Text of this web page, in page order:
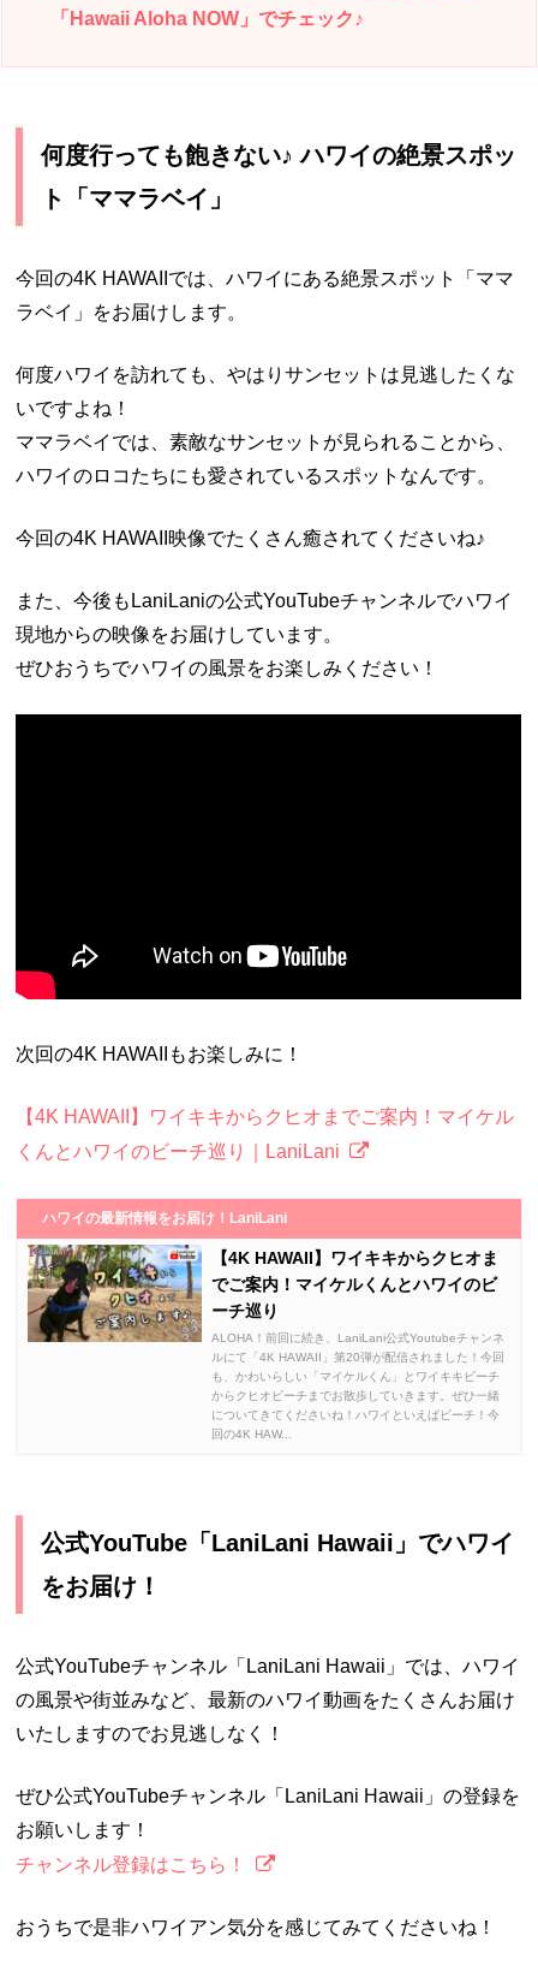
「Hawaii Aloha NOW」でチェック♪
何度行っても飽きない♪ ハワイの絶景スポッ
ト「ママラベイ」
今回の4K HAWAIIでは、ハワイにある絶景スポット「ママ
ラベイ」をお届けします。
何度ハワイを訪れても、やはりサンセットは見逃したくな
いですよね！
ママラベイでは、素敵なサンセットが見られることから、
ハワイのロコたちにも愛されているスポットなんです。
今回の4K HAWAII映像でたくさん癒されてくださいね♪
また、今後もLaniLaniの公式YouTubeチャンネルでハワイ
現地からの映像をお届けしています。
ぜひおうちでハワイの風景をお楽しみください！
次回の4K HAWAIIもお楽しみに！
【4K HAWAII】ワイキキからクヒオまでご案内！マイケル
くんとハワイのビーチ巡り｜LaniLani
ハワイの最新情報をお届け！LaniLani
【4K HAWAII】ワイキキからクヒオま
でご案内！マイケルくんとハワイのビ
ーチ巡り
ALOHA！前回に続き、LaniLani公式Youtubeチャンネ
ルにて「4K HAWAII」第20弾が配信されました！今回
も、かわいらしい「マイケルくん」とワイキキビーチ
からクヒオビーチまでお散歩していきます。ぜひ一緒
についてきてくださいね！ハワイといえばビーチ！今
回の4K HAW...
公式YouTube「LaniLani Hawaii」でハワイ
をお届け！
公式YouTubeチャンネル「LaniLani Hawaii」では、ハワイ
の風景や街並みなど、最新のハワイ動画をたくさんお届け
いたしますのでお見逃しなく！
ぜひ公式YouTubeチャンネル「LaniLani Hawaii」の登録を
お願いします！
チャンネル登録はこちら！
おうちで是非ハワイアン気分を感じてみてくださいね！